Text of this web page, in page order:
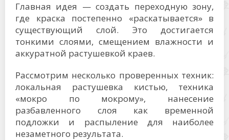
Главная идея — создать переходную зону,
где краска постепенно «раскатывается» в
существующий слой. Это достигается
тонкими слоями, смещением влажности и
аккуратной растушевкой краев.
Рассмотрим несколько проверенных техник:
локальная растушевка кистью, техника
«мокро по мокрому», нанесение
разбавленного слоя как временной
подложки и распыление для наиболее
незаметного результата.